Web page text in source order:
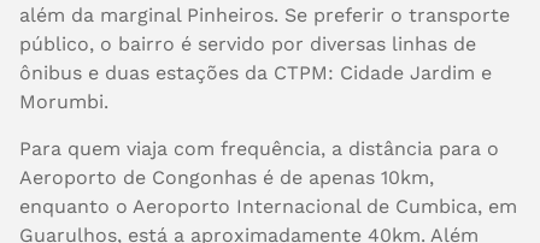
além da marginal Pinheiros. Se preferir o transporte
público, o bairro é servido por diversas linhas de
ônibus e duas estações da CTPM: Cidade Jardim e
Morumbi.
Para quem viaja com frequência, a distância para o
Aeroporto de Congonhas é de apenas 10km,
enquanto o Aeroporto Internacional de Cumbica, em
Guarulhos, está a aproximadamente 40km. Além